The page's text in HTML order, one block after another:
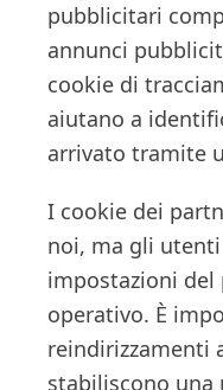
pubblicitari
annunci
cookie di
aiutano a
arrivato tramite
I cookie dei
noi, ma gli
impostazioni
operativo. È
reindirizzamenti
stabiliscono una